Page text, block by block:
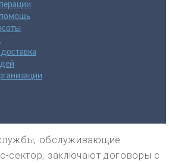
обслуживающие
сектор, заключают договоры с